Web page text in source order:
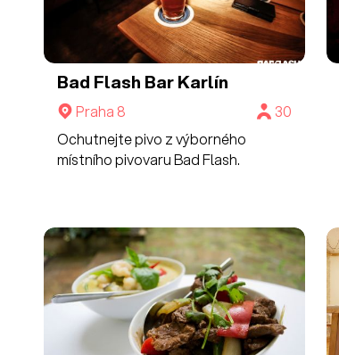
Bad Flash Bar Karlín
Praha 8
30
Ochutnejte pivo z výborného
místního pivovaru Bad Flash.